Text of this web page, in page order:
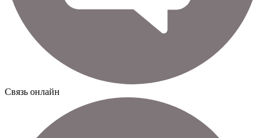
Cвязь онлайн